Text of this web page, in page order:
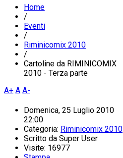
Home
/
Eventi
/
Riminicomix 2010
/
Cartoline da RIMINICOMIX
2010 - Terza parte
A+ A A-
Domenica, 25 Luglio 2010
22:00
Categoria: Riminicomix 2010
Scritto da Super User
Visite: 16977